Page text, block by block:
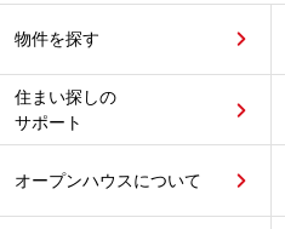
物件を探す
住まい探しの
サポート
オープンハウスについて